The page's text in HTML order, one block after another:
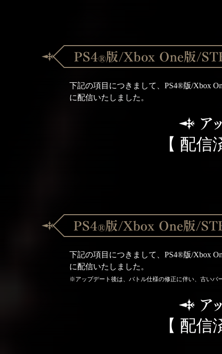
下記の項目につきまして、PS4®版/Xbox
に配信いたしました。
【 配
下記の項目につきまして、PS4®版/Xbox
に配信いたしました。
※アップデート後は、バトル仕様の修正に伴い、古いバ
【 配